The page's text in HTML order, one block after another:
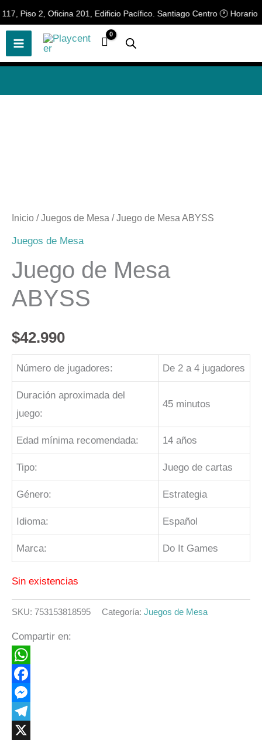
Piso 2, Oficina 201, Edificio Pacífico. Santiago Centro 🕐 Horario de
Ir
al
contenido
Inicio /Juegos de Mesa / Juego de Mesa ABYSS
Juegos de Mesa
Juego de Mesa
ABYSS
$42.990
Número de jugadores: De 2 a 4 jugadores
Duración aproximada del
juego:
45 minutos
Edad mínima recomendada: 14 años
Tipo: Juego de cartas
Género: Estrategia
Idioma: Español
Marca: Do It Games
Sin existencias
SKU: 753153818595 Categoría: Juegos de Mesa
Compartir en:
WhatsApp
Facebook
Messenger
Telegram
🎲¡Descubre nuestras increíbles
ofertas!🎲
📢 ¡OFERTAS! 🔥